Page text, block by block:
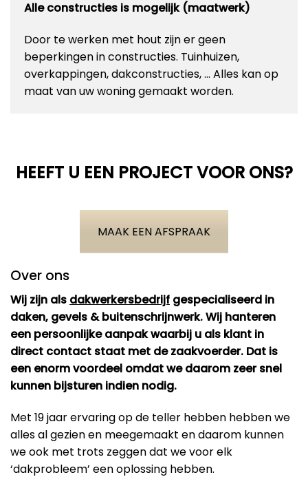
Alle constructies is mogelijk (maatwerk)
Door te werken met hout zijn er geen
beperkingen in constructies. Tuinhuizen,
overkappingen, dakconstructies, … Alles kan op
maat van uw woning gemaakt worden.
HEEFT U EEN PROJECT VOOR ONS?
MAAK EEN AFSPRAAK
Over ons
Wij zijn als dakwerkersbedrijf gespecialiseerd in
daken, gevels & buitenschrijnwerk. Wij hanteren
een persoonlijke aanpak waarbij u als klant in
direct contact staat met de zaakvoerder. Dat is
een enorm voordeel omdat we daarom zeer snel
kunnen bijsturen indien nodig.
Met 19 jaar ervaring op de teller hebben hebben we
alles al gezien en meegemaakt en daarom kunnen
we ook met trots zeggen dat we voor elk
‘dakprobleem’ een oplossing hebben.